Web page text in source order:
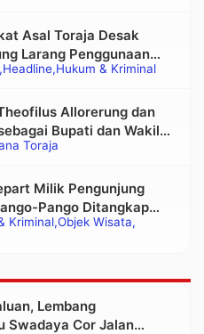
Headline Hukum & Kriminal
Asal Toraja Desak
Larang Penggunaan
Rumah Adat
Toraja
Allorerung dan
Bupati dan Wakil
Terpilih
Kriminal Objek Wisata
Milik Pengunjung
Pango Ditangkap
Lembang
Swadaya Cor Jalan